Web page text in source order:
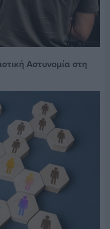
Αστυνομία στη